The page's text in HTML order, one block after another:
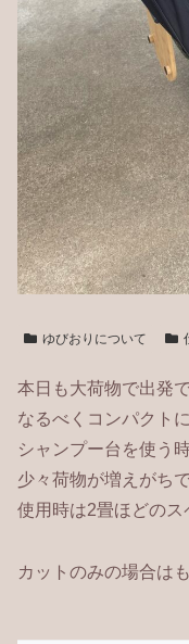
ゆびおりについて
本日も大荷物で出発で
なるべくコンパクト
シャンプー台を使う
少々荷物が増えがちで
使用時は2畳ほどのス
カットのみの場合は